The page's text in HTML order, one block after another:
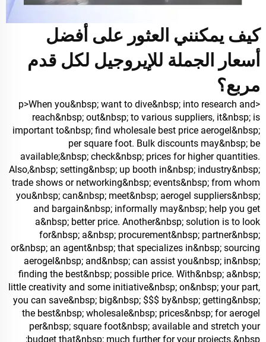
كيف يمكنني العثور على أفضل
أسعار الجملة للإيروجيل لكل قدم
مربع؟
<p>When you&nbsp; want to dive&nbsp; into research and
reach&nbsp; out&nbsp; to various suppliers, it&nbsp; is
important to&nbsp; find wholesale best price aerogel&nbsp;
per square foot. Bulk discounts may&nbsp; be
available;&nbsp; check&nbsp; prices for higher quantities.
Also,&nbsp; setting&nbsp; up booth in&nbsp; industry&nbsp;
trade shows or networking&nbsp; events&nbsp; from whom
you&nbsp; can&nbsp; meet&nbsp; aerogel suppliers&nbsp;
and bargain&nbsp; informally may&nbsp; help you get
a&nbsp; better price. Another&nbsp; solution is to look
for&nbsp; a&nbsp; procurement&nbsp; partner&nbsp;
or&nbsp; an agent&nbsp; that specializes in&nbsp; sourcing
aerogel&nbsp; and&nbsp; can assist you&nbsp; in&nbsp;
finding the best&nbsp; possible price. With&nbsp; a&nbsp;
little creativity and some initiative&nbsp; on&nbsp; your part,
you can save&nbsp; big&nbsp; $$$ by&nbsp; getting&nbsp;
the best&nbsp; wholesale&nbsp; prices&nbsp; for aerogel
per&nbsp; square foot&nbsp; available and stretch your
budget that&nbsp; much further for your projects.&nbsp;